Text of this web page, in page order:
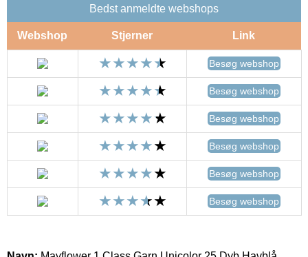
Bedst anmeldte webshops
Webshop Stjerner Link
Besøg webshop
Besøg webshop
Besøg webshop
Besøg webshop
Besøg webshop
Besøg webshop